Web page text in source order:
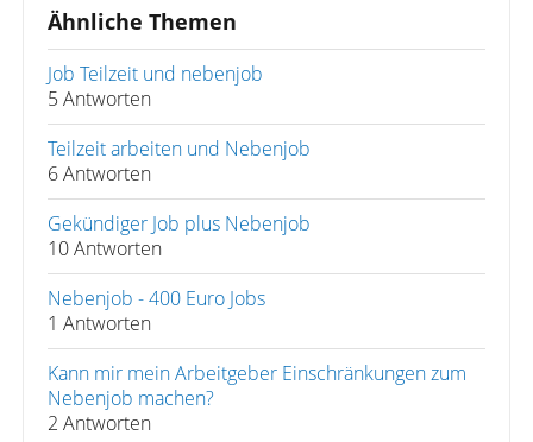
Ähnliche Themen
Job Teilzeit und nebenjob
5 Antworten
Teilzeit arbeiten und Nebenjob
6 Antworten
Gekündiger Job plus Nebenjob
10 Antworten
Nebenjob - 400 Euro Jobs
1 Antworten
Kann mir mein Arbeitgeber Einschränkungen zum
Nebenjob machen?
2 Antworten